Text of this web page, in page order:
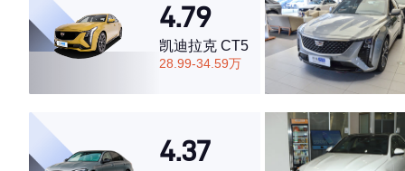
4.79
凯迪拉克 CT5
28.99-34.59万
4.37